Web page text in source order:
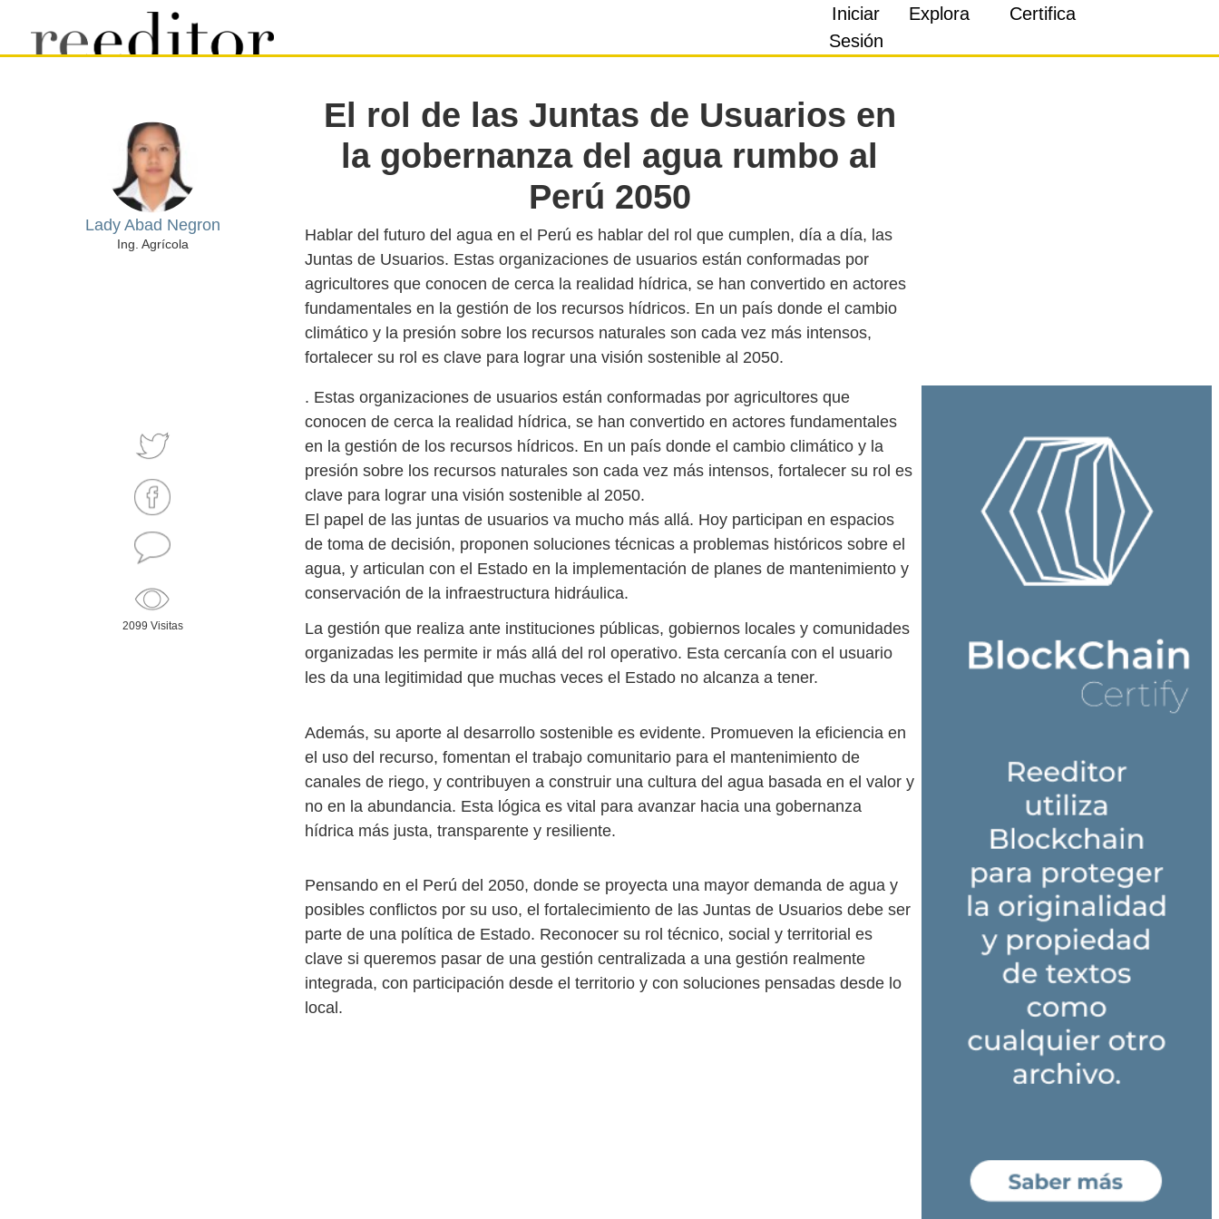
Iniciar
Sesión
Explora Certifica
Lady Abad Negron
Ing. Agrícola
El rol de las Juntas de Usuarios en
la gobernanza del agua rumbo al
Perú 2050
Hablar del futuro del agua en el Perú es hablar del rol que cumplen, día a día, las
Juntas de Usuarios. Estas organizaciones de usuarios están conformadas por
agricultores que conocen de cerca la realidad hídrica, se han convertido en actores
fundamentales en la gestión de los recursos hídricos. En un país donde el cambio
climático y la presión sobre los recursos naturales son cada vez más intensos,
2099 Visitas
. Estas organizaciones de usuarios están conformadas por agricultores que
conocen de cerca la realidad hídrica, se han convertido en actores fundamentales
en la gestión de los recursos hídricos. En un país donde el cambio climático y la
presión sobre los recursos naturales son cada vez más intensos, fortalecer su rol es
clave para lograr una visión sostenible al 2050.
El papel de las juntas de usuarios va mucho más allá. Hoy participan en espacios
de toma de decisión, proponen soluciones técnicas a problemas históricos sobre el
agua, y articulan con el Estado en la implementación de planes de mantenimiento y
conservación de la infraestructura hidráulica.
La gestión que realiza ante instituciones públicas, gobiernos locales y comunidades
organizadas les permite ir más allá del rol operativo. Esta cercanía con el usuario
les da una legitimidad que muchas veces el Estado no alcanza a tener.
Además, su aporte al desarrollo sostenible es evidente. Promueven la eficiencia en
el uso del recurso, fomentan el trabajo comunitario para el mantenimiento de
canales de riego, y contribuyen a construir una cultura del agua basada en el valor y
no en la abundancia. Esta lógica es vital para avanzar hacia una gobernanza
hídrica más justa, transparente y resiliente.
Pensando en el Perú del 2050, donde se proyecta una mayor demanda de agua y
posibles conflictos por su uso, el fortalecimiento de las Juntas de Usuarios debe ser
parte de una política de Estado. Reconocer su rol técnico, social y territorial es
clave si queremos pasar de una gestión centralizada a una gestión realmente
integrada, con participación desde el territorio y con soluciones pensadas desde lo
local.